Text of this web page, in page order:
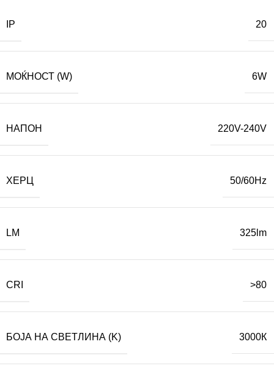
IP 20
МОЌНОСТ (W) 6W
НАПОН 220V-240V
ХЕРЦ 50/60Hz
LM 325lm
CRI >80
БОЈА НА СВЕТЛИНА (K) 3000К